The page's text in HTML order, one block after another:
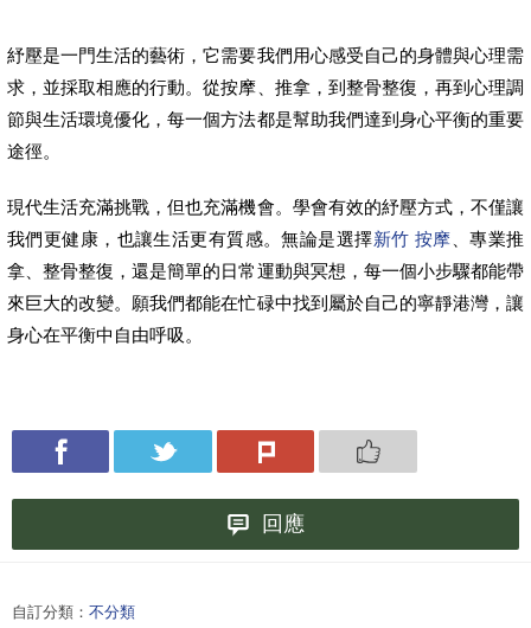
紓壓是一門生活的藝術，它需要我們用心感受自己的身體與心理需
求，並採取相應的行動。從按摩、推拿，到整骨整復，再到心理調
節與生活環境優化，每一個方法都是幫助我們達到身心平衡的重要
途徑。
現代生活充滿挑戰，但也充滿機會。學會有效的紓壓方式，不僅讓
我們更健康，也讓生活更有質感。無論是選擇新竹 按摩 、專業推
拿、整骨整復，還是簡單的日常運動與冥想，每一個小步驟都能帶
來巨大的改變。願我們都能在忙碌中找到屬於自己的寧靜港灣，讓
身心在平衡中自由呼吸。
回應
自訂分類： 不分類